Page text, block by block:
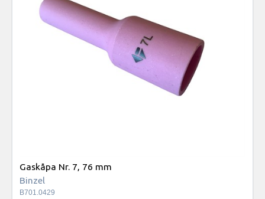
Gaskåpa Nr. 7, 76 mm
Binzel
B701.0429